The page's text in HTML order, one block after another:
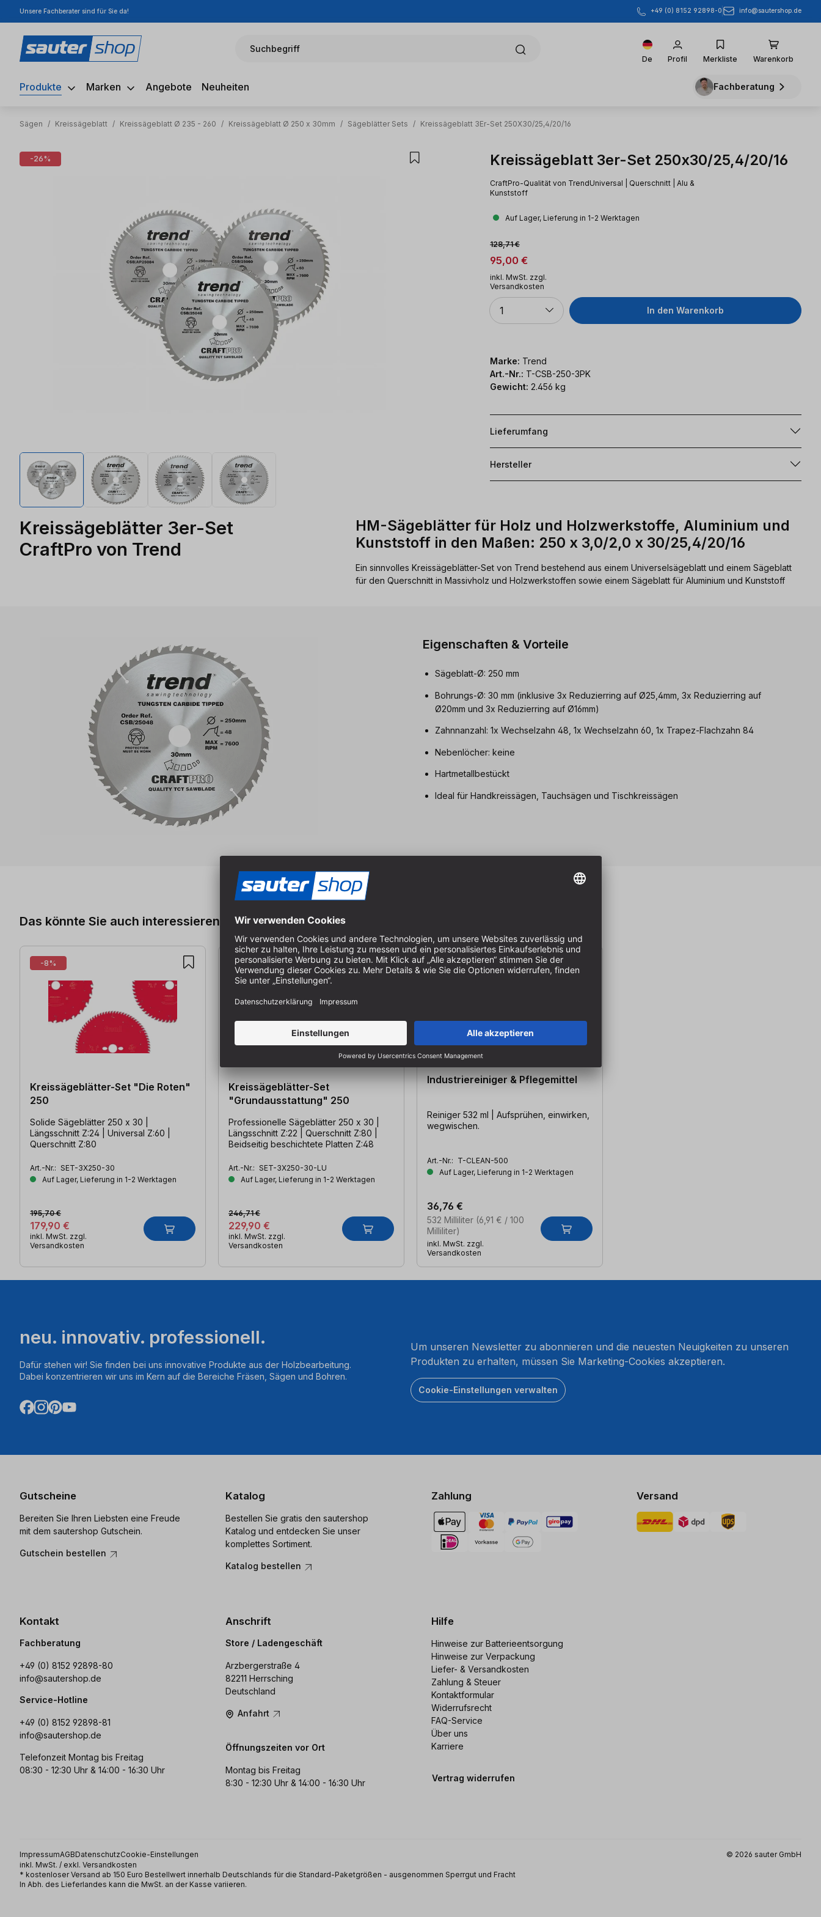
Hauptinhalt springen
Zur Suche springen
Zur Hauptnavigation springen
Unsere Fachberater sind für Sie da! +49 (0) 8152 92898-0 info@sautershop.de
Suchbegriff
De Profil Merkliste Warenkorb
Produkte Marken Angebote Neuheiten Fachberatung
Sägen / Kreissägeblatt / Kreissägeblatt Ø 235 - 260 / Kreissägeblatt Ø 250 x 30mm / Sägeblätter Sets / Kreissägeblatt 3Er-Set 250X30/25,4/20/16
Bildergalerie überspringen
-26% Kreissägeblatt 3er-Set 250x30/25,4/20/16
CraftPro-Qualität von TrendUniversal | Querschnitt | Alu &
Kunststoff
Auf Lager, Lieferung in 1-2 Werktagen
Verkaufspreis:
95,00 €
Regulärer Preis:
128,71 €
inkl. MwSt. zzgl.
Versandkosten
Anzahl
1 In den Warenkorb
Marke: Trend
Art.-Nr.: T-CSB-250-3PK
Gewicht: 2.456 kg
Lieferumfang
Hersteller
Kreissägeblätter 3er-Set
CraftPro von Trend
HM-Sägeblätter für Holz und Holzwerkstoffe, Aluminium und
Kunststoff in den Maßen: 250 x 3,0/2,0 x 30/25,4/20/16
Ein sinnvolles Kreissägeblätter-Set von Trend bestehend aus einem Universelsägeblatt und einem Sägeblatt
für den Querschnitt in Massivholz und Holzwerkstoffen sowie einem Sägeblatt für Aluminium und Kunststoff
Eigenschaften & Vorteile
Sägeblatt-Ø: 250 mm
Bohrungs-Ø: 30 mm (inklusive 3x Reduzierring auf Ø25,4mm, 3x Reduzierring auf
Ø20mm und 3x Reduzierring auf Ø16mm)
Zahnnanzahl: 1x Wechselzahn 48, 1x Wechselzahn 60, 1x Trapez-Flachzahn 84
Nebenlöcher: keine
Hartmetallbestückt
Ideal für Handkreissägen, Tauchsägen und Tischkreissägen
Das könnte Sie auch interessieren
-8%
Kreissägeblätter-Set "Die Roten"
250
Solide Sägeblätter 250 x 30 |
Längsschnitt Z:24 | Universal Z:60 |
Querschnitt Z:80
Art.-Nr.: SET-3X250-30
Auf Lager, Lieferung in 1-2 Werktagen
179,90 €
195,70 €
inkl. MwSt. zzgl.
Versandkosten
-7%
Kreissägeblätter-Set
"Grundausstattung" 250
Professionelle Sägeblätter 250 x 30 |
Längsschnitt Z:22 | Querschnitt Z:80 |
Beidseitig beschichtete Platten Z:48
Art.-Nr.: SET-3X250-30-LU
Auf Lager, Lieferung in 1-2 Werktagen
229,90 €
246,71 €
inkl. MwSt. zzgl.
Versandkosten
Industriereiniger & Pflegemittel
Reiniger 532 ml | Aufsprühen, einwirken,
wegwischen.
Art.-Nr.: T-CLEAN-500
Auf Lager, Lieferung in 1-2 Werktagen
532 Milliliter (6,91 € / 100
Milliliter)
36,76 €
inkl. MwSt. zzgl.
Versandkosten
neu. innovativ. professionell.
Dafür stehen wir! Sie finden bei uns innovative Produkte aus der Holzbearbeitung.
Dabei konzentrieren wir uns im Kern auf die Bereiche Fräsen, Sägen und Bohren.
Um unseren Newsletter zu abonnieren und die neuesten Neuigkeiten zu unseren
Produkten zu erhalten, müssen Sie Marketing-Cookies akzeptieren.
Cookie-Einstellungen verwalten
Gutscheine
Bereiten Sie Ihren Liebsten eine Freude
mit dem sautershop Gutschein.
Gutschein bestellen
Katalog
Bestellen Sie gratis den sautershop
Katalog und entdecken Sie unser
komplettes Sortiment.
Katalog bestellen
Zahlung Versand
Kontakt
Fachberatung
+49 (0) 8152 92898-80
info@sautershop.de
Service-Hotline
+49 (0) 8152 92898-81
info@sautershop.de
Telefonzeit Montag bis Freitag
08:30 - 12:30 Uhr & 14:00 - 16:30 Uhr
Anschrift
Store / Ladengeschäft
Arzbergerstraße 4
82211 Herrsching
Deutschland
Anfahrt
Öffnungszeiten vor Ort
Montag bis Freitag
8:30 - 12:30 Uhr & 14:00 - 16:30 Uhr
Hilfe
Hinweise zur Batterieentsorgung
Hinweise zur Verpackung
Liefer- & Versandkosten
Zahlung & Steuer
Kontaktformular
Widerrufsrecht
FAQ-Service
Über uns
Karriere
Vertrag widerrufen
ImpressumAGBDatenschutzCookie-Einstellungen
© 2026 sauter GmbH
inkl. MwSt. / exkl. Versandkosten
* kostenloser Versand ab 150 Euro Bestellwert innerhalb Deutschlands für die Standard-Paketgrößen - ausgenommen Sperrgut und Fracht
In Abh. des Lieferlandes kann die MwSt. an der Kasse variieren.